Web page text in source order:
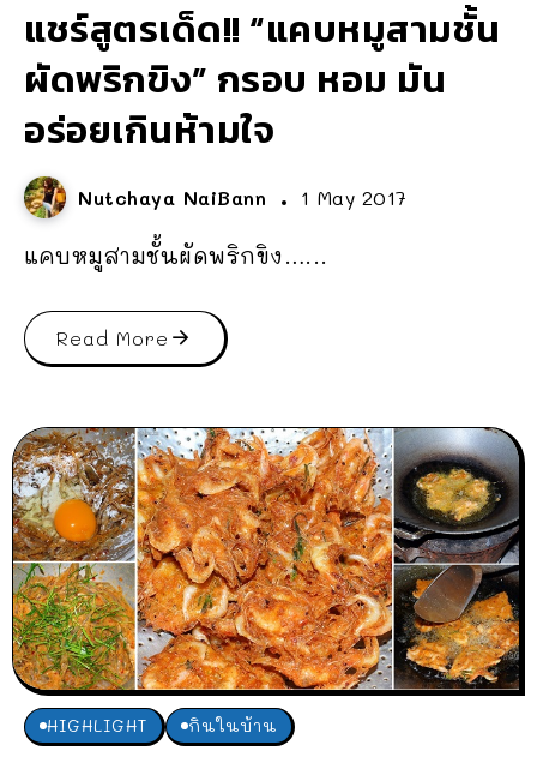
แชร์สูตรเด็ด!! “แคบหมูสามชั้น
ผัดพริกขิง” กรอบ หอม มัน
อร่อยเกินห้ามใจ
Nutchaya NaiBann 1 May 2017
แคบหมูสามชั้นผัดพริกขิง…...
Read More
HIGHLIGHT กินในบ้าน